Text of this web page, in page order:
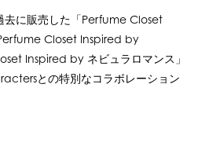
に販売した「Perfume Closet
Closet Inspired by
Inspired by ネビュラロマンス」
との特別なコラボレーション